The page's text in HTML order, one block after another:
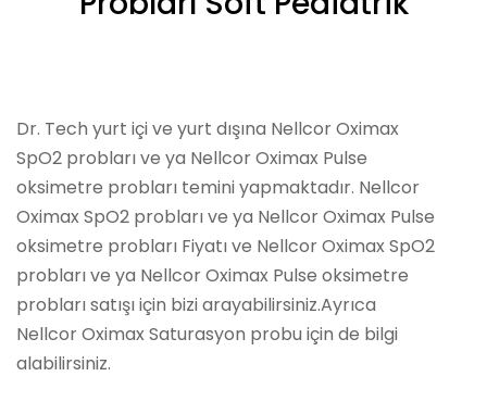
Dr. Tech yurt içi ve yurt dışına Nellcor Oximax
SpO2 probları ve ya Nellcor Oximax Pulse
oksimetre probları temini yapmaktadır. Nellcor
Oximax SpO2 probları ve ya Nellcor Oximax Pulse
oksimetre probları Fiyatı ve Nellcor Oximax SpO2
probları ve ya Nellcor Oximax Pulse oksimetre
probları satışı için bizi arayabilirsiniz.Ayrıca
Nellcor Oximax Saturasyon probu için de bilgi
alabilirsiniz.